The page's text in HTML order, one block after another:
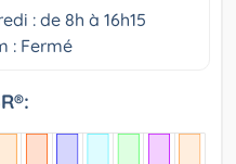
: de 8h à 16h15
: Fermé